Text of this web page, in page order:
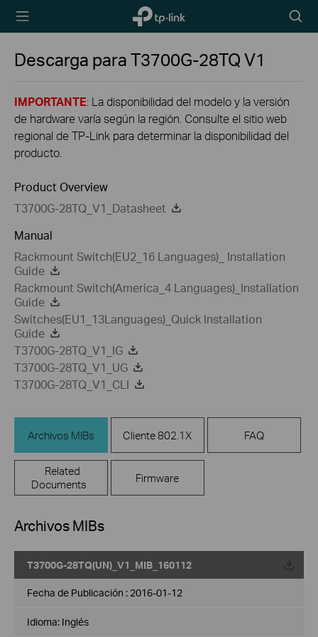
TP-Link,
Reliably
icon
Descarga paraT3700G-28TQV1
IMPORTANTE: La disponibilidad del modelo y la versión
de hardware varía según la región. Consulte el sitio web
regional de TP-Link para determinar la disponibilidad del
producto.
Product Overview
T3700G-28TQ_V1_Datasheet
Manual
Rackmount Switch(EU2_16 Languages)_ Installation
Guide
Rackmount Switch(America_4 Languages)_Installation
Guide
Switches(EU1_13Languages)_Quick Installation
Guide
T3700G-28TQ_V1_IG
T3700G-28TQ_V1_UG
T3700G-28TQ_V1_CLI
Archivos MIBs Cliente 802.1X FAQ
Related
Documents
Firmware
Archivos MIBs
T3700G-28TQ(UN)_V1_MIB_160112
Fecha de Publicación : 2016-01-12
Idioma: Inglés